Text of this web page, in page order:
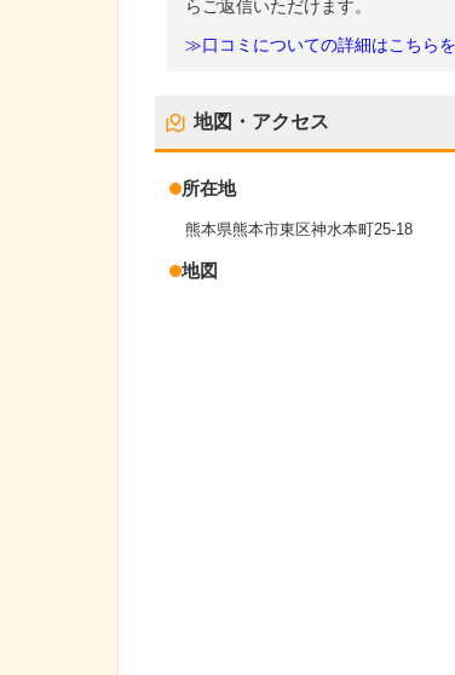
らご返信いただけます。
≫口コミについての詳細はこちらを
地図・アクセス
所在地
熊本県熊本市東区神水本町25-18
地図